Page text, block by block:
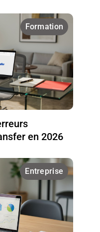
Formation
en 2026
Entreprise